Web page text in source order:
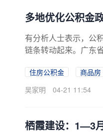
多地优化公积金
有分析人士表示，公
链条转动起来。广东
住房公积金 商品房
吴家明
04-21 11:54
栖霞建设：1—3